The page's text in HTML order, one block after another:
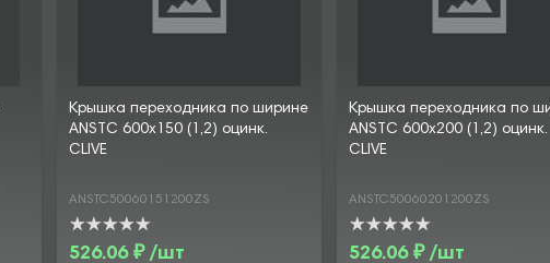
Крышка переходника по ширине
ANSTC 600х150 (1,2) оцинк.
CLIVE
ANSTC50060151200ZS
526.06 ₽ /шт
Крышка переходника по
ANSTC 600х200 (1,2) оцинк.
CLIVE
ANSTC50060201200ZS
526.06 ₽ /шт